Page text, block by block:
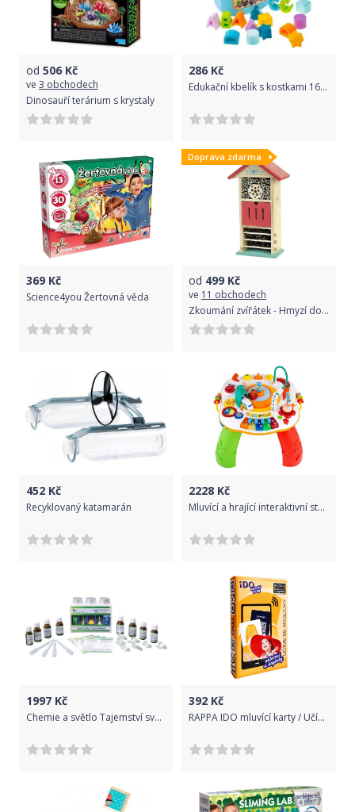
od 506 Kč
ve 3 obchodech
Dinosauří terárium s krystaly
286 Kč
Edukační kbelík s kostkami 16 ks Akuku, Multicolor
369 Kč
Science4you Žertovná věda
Doprava zdarma
od 499 Kč
ve 11 obchodech
Zkoumání zvířátek - Hmyzí domeček - hotel, Červený (Vilac)
452 Kč
Recyklovaný katamarán
2228 Kč
Mluvící a hrající interaktivní stoleček New Baby s jezdícím vláčkem CZ/SK, Dle obrázku
1997 Kč
Chemie a světlo Tajemství světla
392 Kč
RAPPA IDO mluvící karty / Učíme se anglicky - OBLEČENÍ a DOPLŇKY